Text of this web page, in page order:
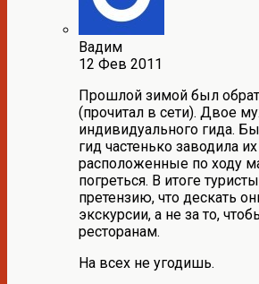
Вадим
12 Фев 2011
Прошлой зимой был
(прочитал в сети). Двое
индивидуального гида.
гид частенько заводила
расположенные по ходу
погреться. В итоге
претензию, что дескать
экскурсии, а не за то,
ресторанам.
На всех не угодишь.